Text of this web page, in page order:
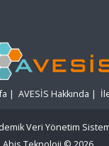
| AVESİS Hakkında |
Veri Yönetim